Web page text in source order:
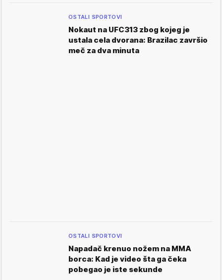
OSTALI SPORTOVI
Nokaut na UFC313 zbog kojeg je
ustala cela dvorana: Brazilac završio
meč za dva minuta
OSTALI SPORTOVI
Napadač krenuo nožem na MMA
borca: Kad je video šta ga čeka
pobegao je iste sekunde